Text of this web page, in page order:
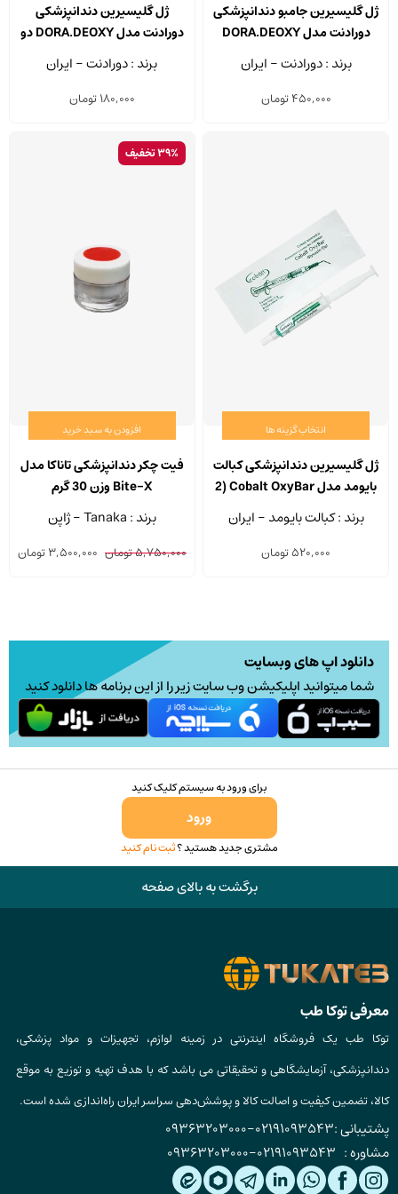
ژل گلیسیرین جامبو دندانپزشکی
دورادنت مدل DORA.DEOXY
سرنگ 50 میلی لیتر
برند : دورادنت - ایران
450,000تومان
ژل گلیسیرین دندانپزشکی
دورادنت مدل DORA.DEOXY دو
سرنگ 5 گرمی
برند : دورادنت - ایران
180,000تومان
انتخاب گزینه ها
این
محصول
دارای
است
در
صفحه
محصول
انتخاب
شوند
ژل گلیسیرین دندانپزشکی کبالت
بایومد مدل Cobalt OxyBar (2
سرنگ 5 گرمی)
برند : کبالت بایومد - ایران
520,000تومان
39% تخفیف
افزودن به سبد خرید
فیت چکر دندانپزشکی تاناکا مدل
Bite-X وزن 30 گرم
برند : Tanaka - ژاپن
5,750,000تومان قیمت
3,500,000تومان
دانلود اپ های وبسایت
شما میتوانید اپلیکیشن وب سایت زیر را از این برنامه ها دانلود کنید
برای ورود به سیستم کلیک کنید
ورود
مشتری جدید هستید ؟ثبت نام کنید
برگشت به بالای صفحه
معرفی توکا طب
توکا طب یک فروشگاه اینترنتی در زمینه لوازم، تجهیزات و مواد پزشکی،
دندانپزشکی، آزمایشگاهی و تحقیقاتی می باشد که با هدف تهیه و توزیع به موقع
کالا، تضمین کیفیت و اصالت کالا و پوشش‌دهی سراسر ایران راه‌اندازی شده است.
پشتیبانی :02191093543
-
09363203000
مشاوره : 02191093543
-
09363203000